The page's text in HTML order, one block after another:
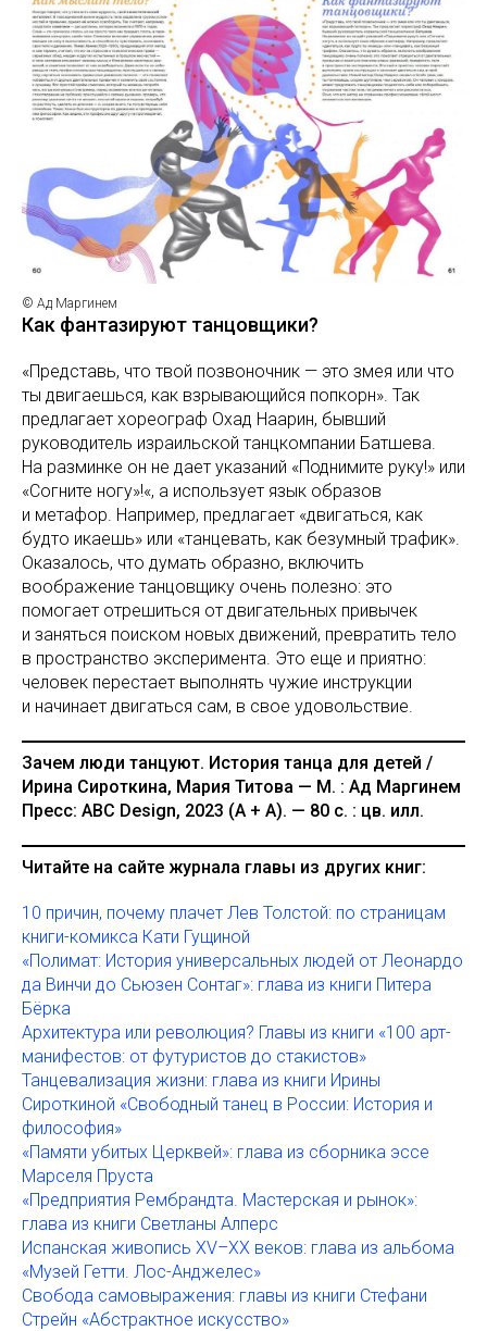
© Ад Маргинем
Как фантазируют танцовщики?
«Представь, что твой позвоночник — это змея или что
ты двигаешься, как взрывающийся попкорн». Так
предлагает хореограф Охад Наарин, бывший
руководитель израильской танцкомпании Батшева.
На разминке он не дает указаний «Поднимите руку!» или
«Согните ногу»!«, а использует язык образов
и метафор. Например, предлагает «двигаться, как
будто икаешь» или «танцевать, как безумный трафик».
Оказалось, что думать образно, включить
воображение танцовщику очень полезно: это
помогает отрешиться от двигательных привычек
и заняться поиском новых движений, превратить тело
в пространство эксперимента. Это еще и приятно:
человек перестает выполнять чужие инструкции
и начинает двигаться сам, в свое удовольствие.
Зачем люди танцуют. История танца для детей /
Ирина Сироткина, Мария Титова — М. : Ад Маргинем
Пресс: ABC Design, 2023 (А + А). — 80 с. : цв. илл.
Читайте на сайте журнала главы из других книг:
10 причин, почему плачет Лев Толстой: по страницам
книги-комикса Кати Гущиной
«Полимат: История универсальных людей от Леонардо
да Винчи до Сьюзен Сонтаг»: глава из книги Питера
Бёрка
Архитектура или революция? Главы из книги «100 арт-
манифестов: от футуристов до стакистов»
Танцевализация жизни: глава из книги Ирины
Сироткиной «Свободный танец в России: История и
философия»
«Памяти убитых Церквей»: глава из сборника эссе
Марселя Пруста
«Предприятия Рембрандта. Мастерская и рынок»:
глава из книги Светланы Алперс
Испанская живопись XV–XX веков: глава из альбома
«Музей Гетти. Лос-Анджелес»
Свобода самовыражения: главы из книги Стефани
Стрейн «Абстрактное искусство»